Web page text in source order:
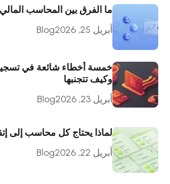
ما الفرق بين المحاسب
أبريل 25, 2026
Blog
خمسة أخطاء شائعة في تسجيل
وكيف تتجنبها
أبريل 23, 2026
Blog
لماذا يحتاج كل محاسب إلى
أبريل 22, 2026
Blog